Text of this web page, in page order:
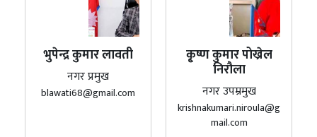
भुपेन्द्र कुमार लावती
नगर प्रमुख
blawati68@gmail.com
कृ्ष्ण कुमार पोख्रेल
निरौला
नगर उपम्रमुख
krishnakumari.niroula@g
mail.com